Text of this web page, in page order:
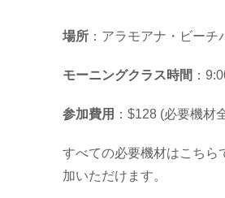
場所：アラモアナ・ビーチ
モーニングクラス時間 ：
参加費用 ：$128 (必要機材
すべての必要機材はこちら
加いただけます。